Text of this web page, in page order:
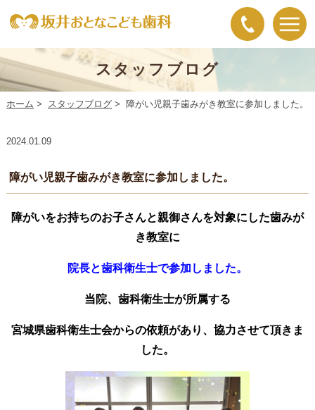
スタッフブログ
ホーム > スタッフブログ > 障がい児親子歯みがき教室に参加しました。
2024.01.09
障がい児親子歯みがき教室に参加しました。
障がいをお持ちのお子さんと親御さんを対象にした歯みが
き教室に
院長と歯科衛生士で参加しました。
当院、歯科衛生士が所属する
宮城県歯科衛生士会からの依頼があり、協力させて頂きま
した。